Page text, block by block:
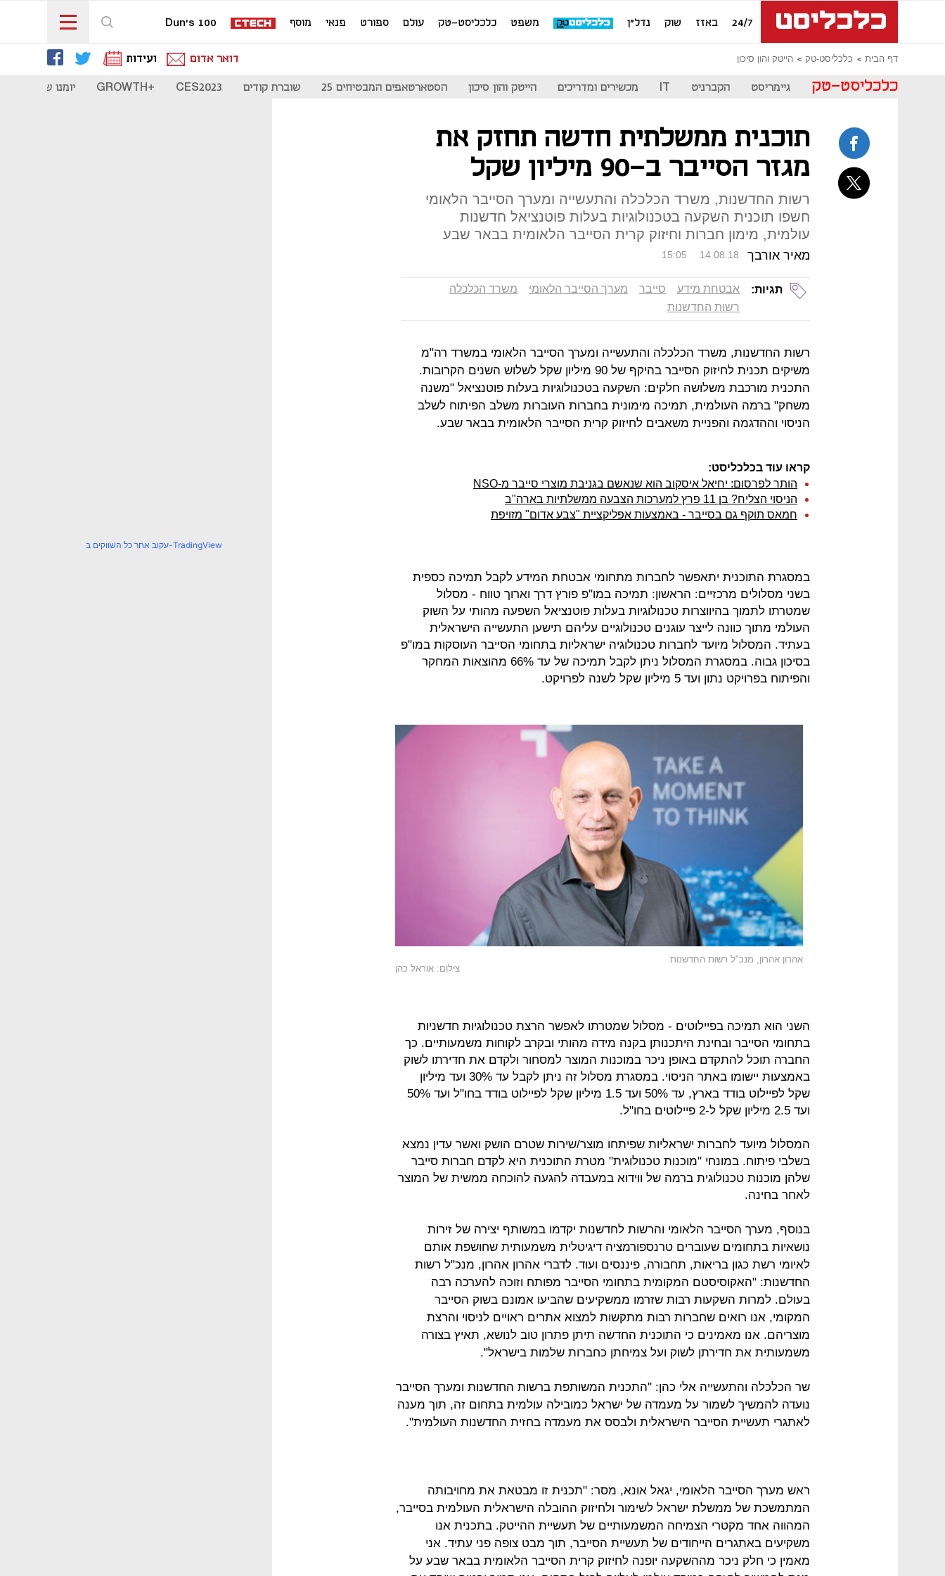
24/7 באזז שוק נדל"ן משפט כלכליסט-טק עולם ספורט פנאי מוסף Dun's 100
דף הבית כלכליסט-טק הייטק והון סיכון דואר אדום ועידות
כלכליסט-טק גיימריסט הקברניט IT מכשירים ומדריכים הייטק והון סיכון הסטארטאפים המבטיחים 25 שוברת קודים CES2023
+GROWTH יומנו של
תוכנית ממשלתית חדשה תחזק את
מגזר הסייבר ב-90 מיליון שקל
רשות החדשנות, משרד הכלכלה והתעשייה ומערך הסייבר הלאומי
חשפו תוכנית השקעה בטכנולוגיות בעלות פוטנציאל חדשנות
עולמית, מימון חברות וחיזוק קרית הסייבר הלאומית בבאר שבע
מאיר אורבך 15:05 14.08.18
תגיות: אבטחת מידע סייבר מערך הסייבר הלאומי
משרד הכלכלה
רשות החדשנות
רשות החדשנות, משרד הכלכלה והתעשייה ומערך הסייבר הלאומי במשרד רה"מ
משיקים תכנית לחיזוק הסייבר בהיקף של 90 מיליון שקל לשלוש השנים הקרובות.
התכנית מורכבת משלושה חלקים: השקעה בטכנולוגיות בעלות פוטנציאל "משנה
משחק" ברמה העולמית, תמיכה מימונית בחברות העוברות משלב הפיתוח לשלב
הניסוי וההדגמה והפניית משאבים לחיזוק קרית הסייבר הלאומית בבאר שבע.
קראו עוד בכלכליסט:
הותר לפרסום: יחיאל איסקוב הוא שנאשם בגניבת מוצרי סייבר מ-NSO
הניסוי הצליח? בן 11 פרץ למערכות הצבעה ממשלתיות בארה"ב
חמאס תוקף גם בסייבר - באמצעות אפליקציית "צבע אדום" מזויפת
במסגרת התוכנית יתאפשר לחברות מתחומי אבטחת המידע לקבל תמיכה כספית
בשני מסלולים מרכזיים: הראשון: תמיכה במו"פ פורץ דרך וארוך טווח - מסלול
שמטרתו לתמוך בהיווצרות טכנולוגיות בעלות פוטנציאל השפעה מהותי על השוק
העולמי מתוך כוונה לייצר עוגנים טכנולוגיים עליהם תישען התעשייה הישראלית
בעתיד. המסלול מיועד לחברות טכנולוגיה ישראליות בתחומי הסייבר העוסקות במו"פ
בסיכון גבוה. במסגרת המסלול ניתן לקבל תמיכה של עד 66% מהוצאות המחקר
והפיתוח בפרויקט נתון ועד 5 מיליון שקל לשנה לפרויקט.
אהרון אהרון, מנכ"ל רשות החדשנות
צילום: אוראל כהן
השני הוא תמיכה בפיילוטים - מסלול שמטרתו לאפשר הרצת טכנולוגיות חדשניות
בתחומי הסייבר ובחינת היתכנותן בקנה מידה מהותי ובקרב לקוחות משמעותיים. כך
החברה תוכל להתקדם באופן ניכר במוכנות המוצר למסחור ולקדם את חדירתו לשוק
באמצעות יישומו באתר הניסוי. במסגרת מסלול זה ניתן לקבל עד 30% ועד מיליון
שקל לפיילוט בודד בארץ, עד 50% ועד 1.5 מיליון שקל לפיילוט בודד בחו"ל ועד 50%
ועד 2.5 מיליון שקל ל-2 פיילוטים בחו"ל.
המסלול מיועד לחברות ישראליות שפיתחו מוצר/שירות שטרם הושק ואשר עדין נמצא
בשלבי פיתוח. במונחי "מוכנות טכנולוגית" מטרת התוכנית היא לקדם חברות סייבר
שלהן מוכנות טכנולוגית ברמה של ווידוא במעבדה להגעה להוכחה ממשית של המוצר
לאחר בחינה.
בנוסף, מערך הסייבר הלאומי והרשות לחדשנות יקדמו במשותף יצירה של זירות
נושאיות בתחומים שעוברים טרנספורמציה דיגיטלית משמעותית שחושפת אותם
לאיומי רשת כגון בריאות, תחבורה, פיננסים ועוד. לדברי אהרון אהרון, מנכ"ל רשות
החדשנות: "האקוסיסטם המקומית בתחומי הסייבר מפותח וזוכה להערכה רבה
בעולם. למרות השקעות רבות שזרמו ממשקיעים שהביעו אמונם בשוק הסייבר
המקומי, אנו רואים שחברות רבות מתקשות למצוא אתרים ראויים לניסוי והרצת
מוצריהם. אנו מאמינים כי התוכנית החדשה תיתן פתרון טוב לנושא, תאיץ בצורה
משמעותית את חדירתן לשוק ועל צמיחתן כחברות שלמות בישראל".
שר הכלכלה והתעשייה אלי כהן: "התכנית המשותפת ברשות החדשנות ומערך הסייבר
נועדה להמשיך לשמור על מעמדה של ישראל כמובילה עולמית בתחום זה, תוך מענה
לאתגרי תעשיית הסייבר הישראלית ולבסס את מעמדה בחזית החדשנות העולמית".
ראש מערך הסייבר הלאומי, יגאל אונא, מסר: "תכנית זו מבטאת את מחויבותה
המתמשכת של ממשלת ישראל לשימור ולחיזוק ההובלה הישראלית העולמית בסייבר,
המהווה אחד מקטרי הצמיחה המשמעותיים של תעשיית ההייטק. בתכנית אנו
משקיעים באתגרים הייחודים של תעשיית הסייבר, תוך מבט צופה פני עתיד. אני
מאמין כי חלק ניכר מההשקעה יופנה לחיזוק קרית הסייבר הלאומית בבאר שבע על
עקוב אחר כל השווקים ב-TradingView